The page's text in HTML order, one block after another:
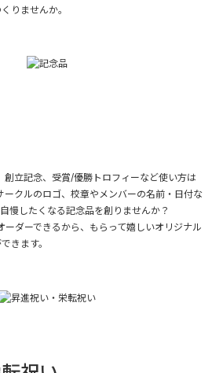
りませんか。
創立記念、受賞/優勝トロフィーなど使い方は
ークルのロゴ、校章やメンバーの名前・日付な
慢したくなる記念品を創りませんか？
ーダーできるから、もらって嬉しいオリジナル
きます。